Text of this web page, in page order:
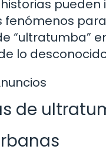
“ultratumba”
lo
de